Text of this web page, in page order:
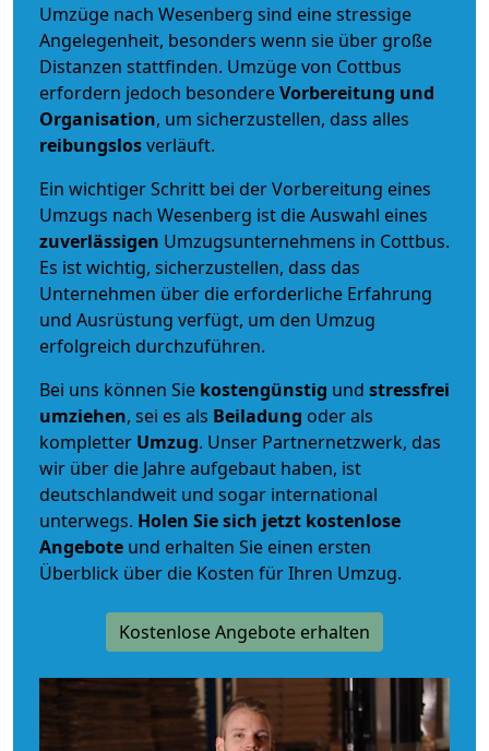
Umzüge nach Wesenberg sind eine stressige
Angelegenheit, besonders wenn sie über große
Distanzen stattfinden. Umzüge von Cottbus
erfordern jedoch besondereVorbereitung und
Organisation, um sicherzustellen, dass alles
reibungslosverläuft.
Ein wichtiger Schritt bei der Vorbereitung eines
Umzugs nach Wesenberg ist die Auswahl eines
zuverlässigen Umzugsunternehmens in Cottbus.
Es ist wichtig, sicherzustellen, dass das
Unternehmen über die erforderliche Erfahrung
und Ausrüstung verfügt, um den Umzug
erfolgreich durchzuführen.
Bei uns können Sie kostengünstig und stressfrei
umziehen, sei es als Beiladung oder als
kompletter Umzug. Unser Partnernetzwerk, das
wir über die Jahre aufgebaut haben, ist
deutschlandweit und sogar international
unterwegs. Holen Sie sich jetzt kostenlose
Angebote und erhalten Sie einen ersten
Überblick über die Kosten für Ihren Umzug.
Kostenlose Angebote erhalten